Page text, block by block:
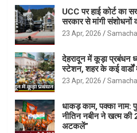
UCC पर हाई कोर्ट का
सरकार से मांगी संशोधनों
23 Apr, 2026
देहरादून में कूड़ा प्रबंधन
स्टेशन, शहर के कई
23 Apr, 2026
धाकड़ काम, पक्का नाम:
नीतिन नबीन ने खत्म की
अटकलें”